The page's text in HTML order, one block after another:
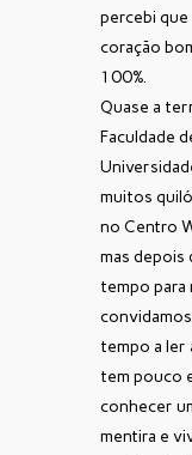
percebi que
coração
100%.
Quase a
Faculdade
muitos
no Centro
mas depois
tempo para
tempo a ler
tem pouco
conhecer
mentira e